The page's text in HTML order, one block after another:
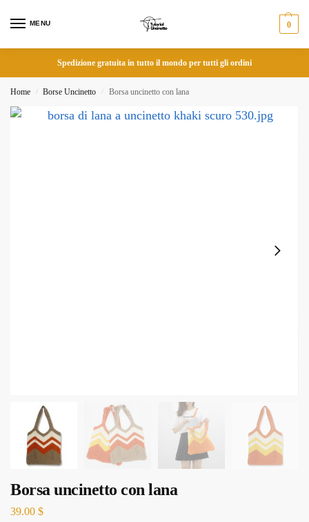
MENU 0
Spedizione gratuita in tutto il mondo per tutti gli ordini
Home / Borse Uncinetto / Borsa uncinetto con lana
Borsa uncinetto con lana
39.00 $